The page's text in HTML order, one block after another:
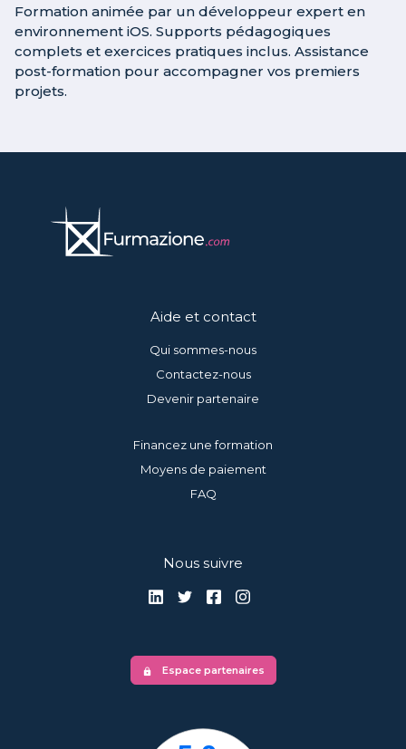
Formation animée par un développeur expert en
environnement iOS. Supports pédagogiques
complets et exercices pratiques inclus. Assistance
post-formation pour accompagner vos premiers
projets.
Aide et contact
Qui sommes-nous
Contactez-nous
Devenir partenaire
Financez une formation
Moyens de paiement
FAQ
Nous suivre
lock Espace partenaires